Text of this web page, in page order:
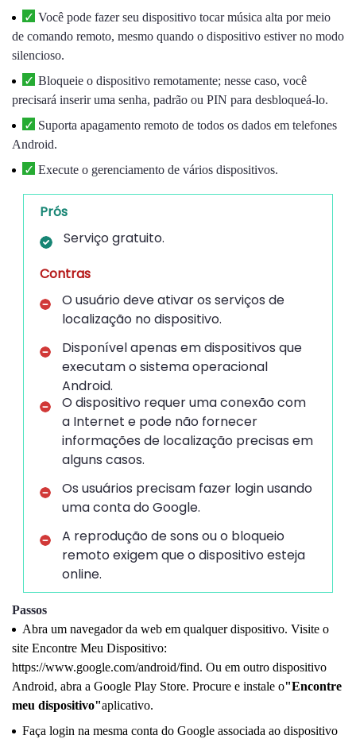
Você pode fazer seu dispositivo tocar música alta por meio
de comando remoto, mesmo quando o dispositivo estiver no modo
silencioso.
Bloqueie o dispositivo remotamente; nesse caso, você
precisará inserir uma senha, padrão ou PIN para desbloqueá-lo.
Suporta apagamento remoto de todos os dados em telefones
Android.
Execute o gerenciamento de vários dispositivos.
Prós
Serviço gratuito.
Contras
O usuário deve ativar os serviços de
localização no dispositivo.
Disponível apenas em dispositivos que
executam o sistema operacional
Android.
O dispositivo requer uma conexão com
a Internet e pode não fornecer
informações de localização precisas em
alguns casos.
Os usuários precisam fazer login usando
uma conta do Google.
A reprodução de sons ou o bloqueio
remoto exigem que o dispositivo esteja
online.
Passos
Abra um navegador da web em qualquer dispositivo. Visite o
site Encontre Meu Dispositivo:
https://www.google.com/android/find. Ou em outro dispositivo
Android, abra a Google Play Store. Procure e instale o"Encontre
meu dispositivo"aplicativo.
Faça login na mesma conta do Google associada ao dispositivo